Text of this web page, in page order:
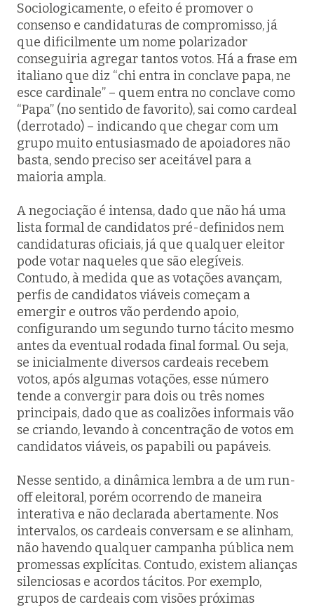
Sociologicamente, o efeito é promover o
consenso e candidaturas de compromisso, já
que dificilmente um nome polarizador
conseguiria agregar tantos votos. Há a frase em
italiano que diz “chi entra in conclave papa, ne
esce cardinale” – quem entra no conclave como
“Papa” (no sentido de favorito), sai como cardeal
(derrotado) – indicando que chegar com um
grupo muito entusiasmado de apoiadores não
basta, sendo preciso ser aceitável para a
maioria ampla.
A negociação é intensa, dado que não há uma
lista formal de candidatos pré-definidos nem
candidaturas oficiais, já que qualquer eleitor
pode votar naqueles que são elegíveis.
Contudo, à medida que as votações avançam,
perfis de candidatos viáveis começam a
emergir e outros vão perdendo apoio,
configurando um segundo turno tácito mesmo
antes da eventual rodada final formal. Ou seja,
se inicialmente diversos cardeais recebem
votos, após algumas votações, esse número
tende a convergir para dois ou três nomes
principais, dado que as coalizões informais vão
se criando, levando à concentração de votos em
candidatos viáveis, ospapabili ou papáveis.
Nesse sentido, a dinâmica lembra a de umrun-
offeleitoral, porém ocorrendo de maneira
interativa e não declarada abertamente. Nos
intervalos, os cardeais conversam e se alinham,
não havendo qualquer campanha pública nem
promessas explícitas. Contudo, existem alianças
silenciosas e acordos tácitos. Por exemplo,
grupos de cardeais com visões próximas